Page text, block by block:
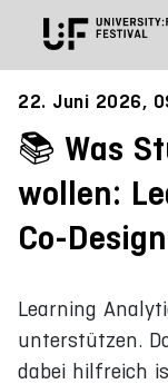
22. Juni 2026,
Was
wollen:
Co-
Learning
unterstützen.
dabei hilfreich